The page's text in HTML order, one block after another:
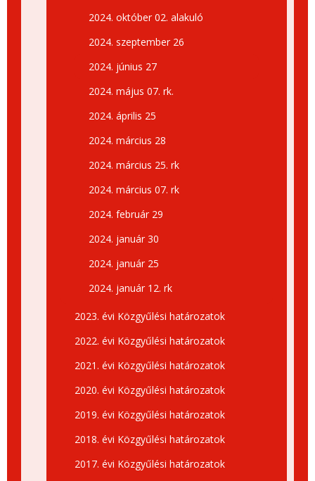
2024. október 02. alakuló
2024. szeptember 26
2024. június 27
2024. május 07. rk.
2024. április 25
2024. március 28
2024. március 25. rk
2024. március 07. rk
2024. február 29
2024. január 30
2024. január 25
2024. január 12. rk
2023. évi Közgyűlési határozatok
2022. évi Közgyűlési határozatok
2021. évi Közgyűlési határozatok
2020. évi Közgyűlési határozatok
2019. évi Közgyűlési határozatok
2018. évi Közgyűlési határozatok
2017. évi Közgyűlési határozatok